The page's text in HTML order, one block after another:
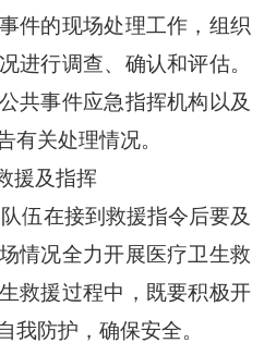
件的现场处理工作，组织
进行调查、确认和评估。
共事件应急指挥机构以及
有关处理情况。
援及指挥
伍在接到救援指令后要及
情况全力开展医疗卫生救
救援过程中，既要积极开
我防护，确保安全。